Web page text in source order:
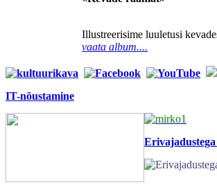
Illustreerisime luuletusi
vaata album....
IT-nõustamine